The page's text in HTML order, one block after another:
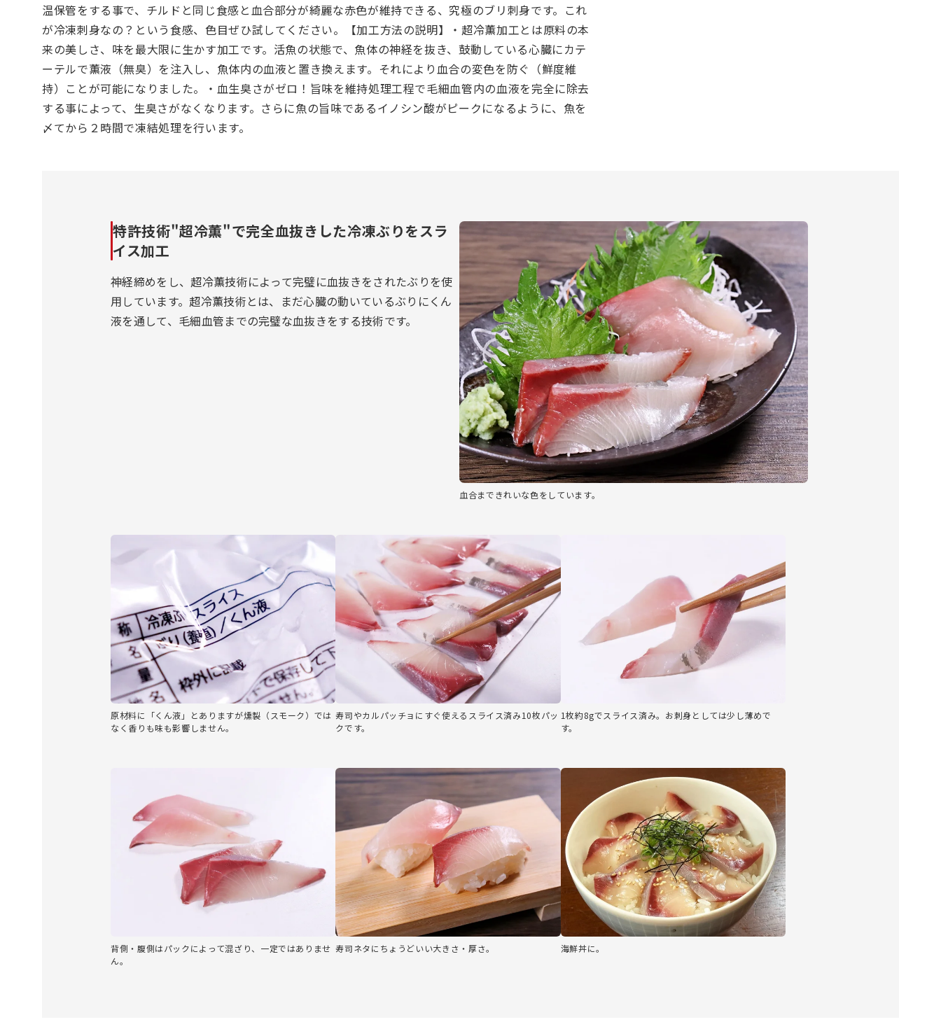
温保管をする事で、チルドと同じ食感と血合部分が綺麗な赤色が維持できる、究極のブリ刺身です。これ
が冷凍刺身なの？という食感、色目ぜひ試してください。【加工方法の説明】・超冷薫加工とは原料の本
来の美しさ、味を最大限に生かす加工です。活魚の状態で、魚体の神経を抜き、鼓動している心臓にカテ
ーテルで薫液（無臭）を注入し、魚体内の血液と置き換えます。それにより血合の変色を防ぐ（鮮度維
持）ことが可能になりました。・血生臭さがゼロ！旨味を維持処理工程で毛細血管内の血液を完全に除去
する事によって、生臭さがなくなります。さらに魚の旨味であるイノシン酸がピークになるように、魚を
〆てから２時間で凍結処理を行います。
特許技術"超冷薫"で完全血抜きした冷凍ぶりをスラ
イス加工
神経締めをし、超冷薫技術によって完璧に血抜きをされたぶりを使
用しています。超冷薫技術とは、まだ心臓の動いているぶりにくん
液を通して、毛細血管までの完璧な血抜きをする技術です。
血合まできれいな色をしています。
原材料に「くん液」とありますが燻製（スモーク）では
なく香りも味も影響しません。
寿司やカルパッチョにすぐ使えるスライス済み10枚パッ
クです。
1枚約8gでスライス済み。お刺身としては少し薄めで
す。
背側・腹側はパックによって混ざり、一定ではありませ
ん。
寿司ネタにちょうどいい大きさ・厚さ。 海鮮丼に。